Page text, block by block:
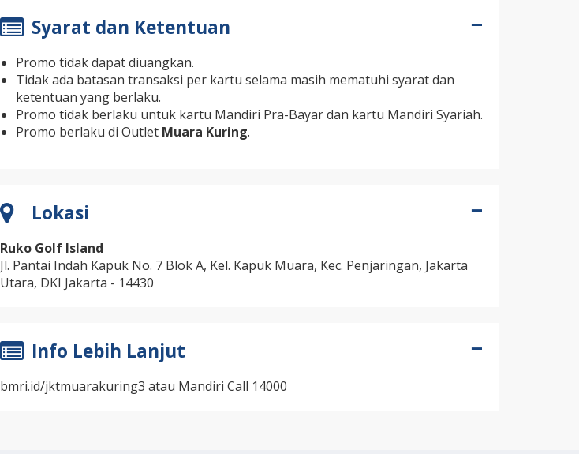
Syarat dan Ketentuan
Promo tidak dapat diuangkan.
Tidak ada batasan transaksi per kartu selama masih mematuhi syarat dan
ketentuan yang berlaku.
Promo tidak berlaku untuk kartu Mandiri Pra-Bayar dan kartu Mandiri Syariah.
Promo berlaku di Outlet Muara Kuring.
Lokasi
Ruko Golf Island
Jl. Pantai Indah Kapuk No. 7 Blok A, Kel. Kapuk Muara, Kec. Penjaringan, Jakarta
Utara, DKI Jakarta - 14430
Info Lebih Lanjut
bmri.id/jktmuarakuring3 atau Mandiri Call 14000